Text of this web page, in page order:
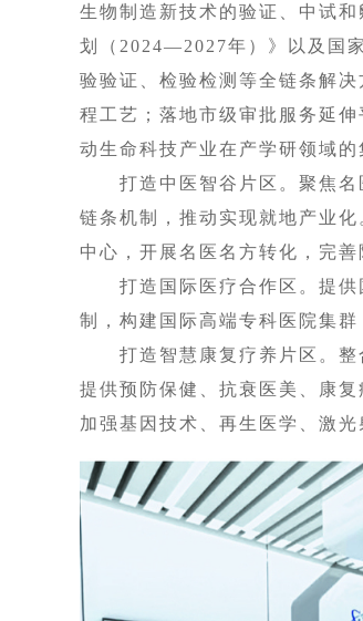
生物制造新技术的验证、中试
划（2024—2027年）》以及国
验验证、检验检测等全链条解
程工艺；落地市级审批服务延
动生命科技产业在产学研领域的
打造中医智谷片区。聚焦名
链条机制，推动实现就地产业
中心，开展名医名方转化，完
打造国际医疗合作区。提供
制，构建国际高端专科医院集
打造智慧康复疗养片区。整
提供预防保健、抗衰医美、康
加强基因技术、再生医学、激